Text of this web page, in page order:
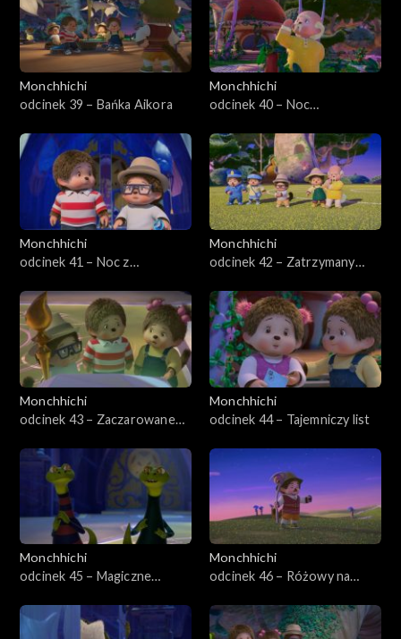
Monchhichi
odcinek 39 – Bańka Aikora
Monchhichi
odcinek 40 – Noc
Monchhiowadów
Monchhichi
odcinek 41 – Noc z
Monchhichi
odcinek 42 – Zatrzymany
Monchhichi
odcinek 43 – Zaczarowane
Monchhichi
odcinek 44 – Tajemniczy list
Monchhichi
odcinek 45 – Magiczne
Monchhichi
odcinek 46 – Różowy na